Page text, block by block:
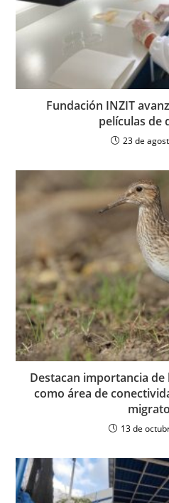
Fundación INZIT
películas de
23 de
Destacan importancia
como área de
13 de